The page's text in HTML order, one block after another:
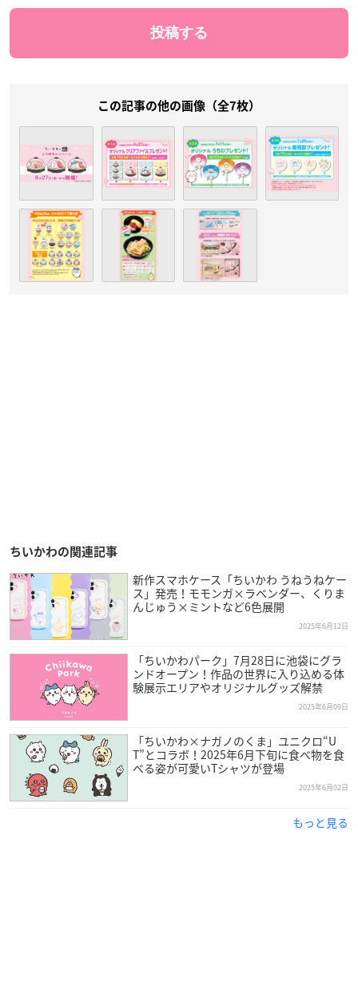
この記事の他の画像（全7枚）
ちいかわの関連記事
新作スマホケース「ちいかわ うねうねケー
ス」発売！モモンガ×ラベンダー、くりま
んじゅう×ミントなど6色展開
2025年6月12日
「ちいかわパーク」7月28日に池袋にグラ
ンドオープン！作品の世界に入り込める体
験展示エリアやオリジナルグッズ解禁
2025年6月09日
「ちいかわ×ナガノのくま」ユニクロ“U
T”とコラボ！2025年6月下旬に食べ物を食
べる姿が可愛いTシャツが登場
2025年6月02日
もっと見る